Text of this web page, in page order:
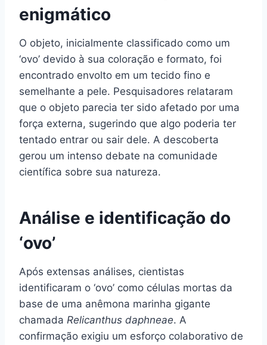
enigmático
O objeto, inicialmente classificado como um
‘ovo’ devido à sua coloração e formato, foi
encontrado envolto em um tecido fino e
semelhante a pele. Pesquisadores relataram
que o objeto parecia ter sido afetado por uma
força externa, sugerindo que algo poderia ter
tentado entrar ou sair dele. A descoberta
gerou um intenso debate na comunidade
científica sobre sua natureza.
Análise e identificação do
‘ovo’
Após extensas análises, cientistas
identificaram o ‘ovo’ como células mortas da
base de uma anêmona marinha gigante
chamada Relicanthus daphneae. A
confirmação exigiu um esforço colaborativo de